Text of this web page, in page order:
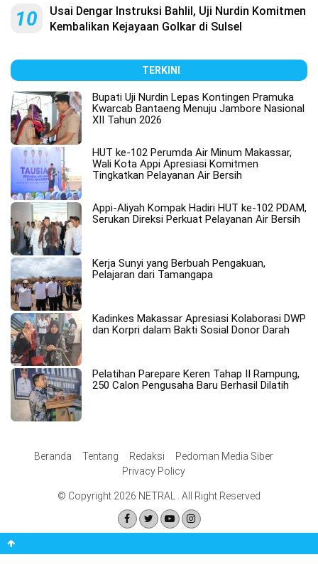
10
Usai Dengar Instruksi Bahlil, Uji Nurdin Komitmen
Kembalikan Kejayaan Golkar di Sulsel
TERKINI
Bupati Uji Nurdin Lepas Kontingen Pramuka
Kwarcab Bantaeng Menuju Jambore Nasional
XII Tahun 2026
HUT ke-102 Perumda Air Minum Makassar,
Wali Kota Appi Apresiasi Komitmen
Tingkatkan Pelayanan Air Bersih
Appi-Aliyah Kompak Hadiri HUT ke-102 PDAM,
Serukan Direksi Perkuat Pelayanan Air Bersih
Kerja Sunyi yang Berbuah Pengakuan,
Pelajaran dari Tamangapa
Kadinkes Makassar Apresiasi Kolaborasi DWP
dan Korpri dalam Bakti Sosial Donor Darah
Pelatihan Parepare Keren Tahap II Rampung,
250 Calon Pengusaha Baru Berhasil Dilatih
Beranda Tentang Redaksi
Pedoman Media Siber
Privacy Policy
© Copyright 2026 NETRAL . All Right Reserved